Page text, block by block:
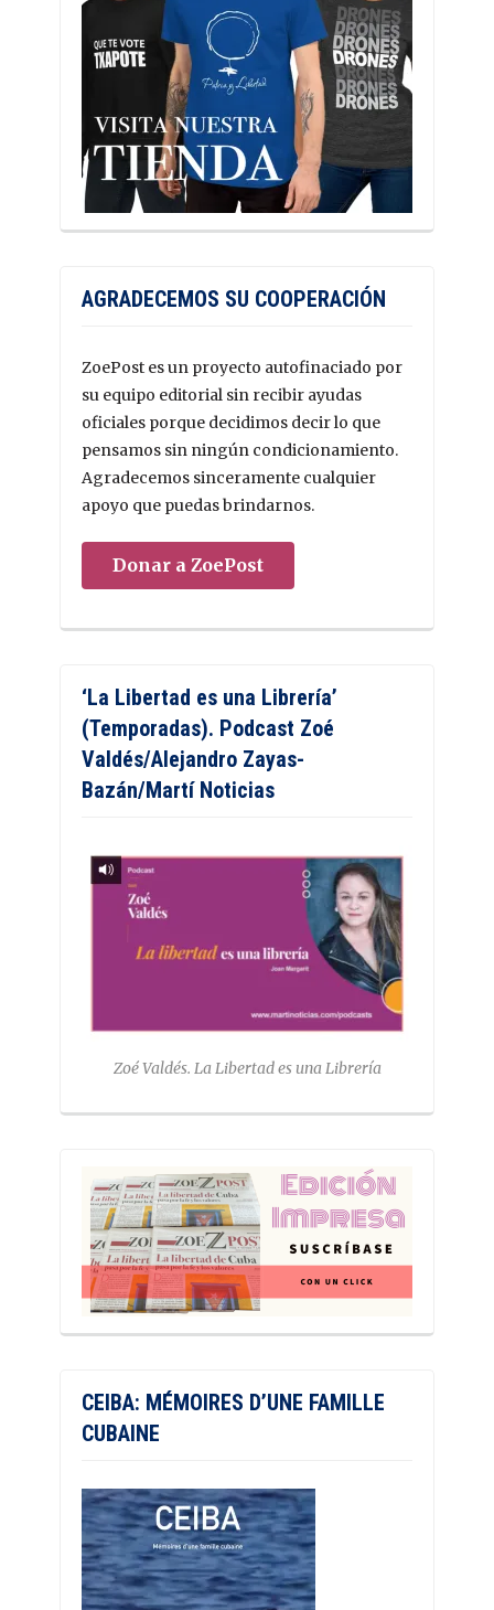
AGRADECEMOS SU COOPERACIÓN
ZoePost es un proyecto autofinaciado por
su equipo editorial sin recibir ayudas
oficiales porque decidimos decir lo que
pensamos sin ningún condicionamiento.
Agradecemos sinceramente cualquier
apoyo que puedas brindarnos.
Donar a ZoePost
‘La Libertad es una Librería’
(Temporadas). Podcast Zoé
Valdés/Alejandro Zayas-
Bazán/Martí Noticias
Zoé Valdés. La Libertad es una Librería
CEIBA: MÉMOIRES D’UNE FAMILLE
CUBAINE